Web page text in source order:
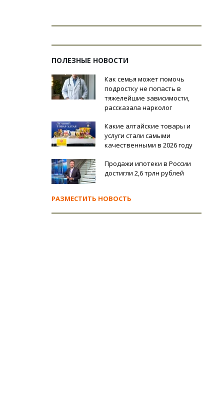
ПОЛЕЗНЫЕ НОВОСТИ
Как семья может помочь
подростку не попасть в
тяжелейшие зависимости,
рассказала нарколог
Какие алтайские товары и
услуги стали самыми
качественными в 2026 году
Продажи ипотеки в России
достигли 2,6 трлн рублей
РАЗМЕСТИТЬ НОВОСТЬ